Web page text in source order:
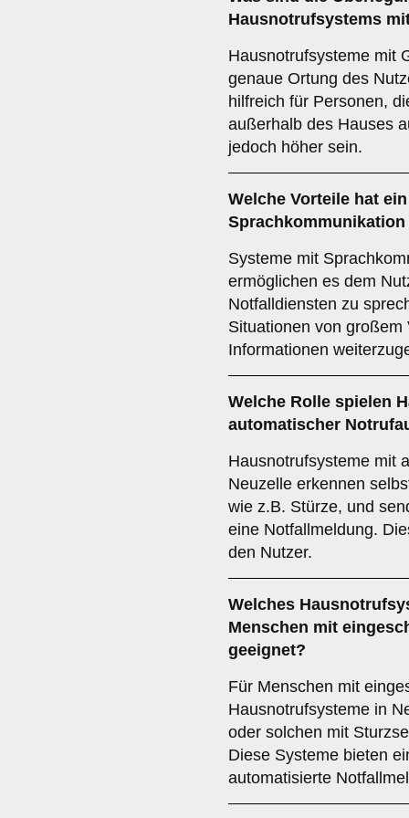
Hausnotrufsystems
Hausnotrufsysteme mit
genaue Ortung des
hilfreich für Personen,
außerhalb des Hauses
jedoch höher sein.
Welche Vorteile hat
Sprachkommunikation
Systeme mit
ermöglichen es dem
Notfalldiensten zu
Situationen von
Informationen
Welche Rolle spielen
automatischer
Hausnotrufsysteme mit
Neuzelle erkennen
wie z.B. Stürze, und
eine Notfallmeldung.
den Nutzer.
Welches
Menschen mit
geeignet?
Für Menschen mit
Hausnotrufsysteme in
oder solchen mit
Diese Systeme bieten
automatisierte